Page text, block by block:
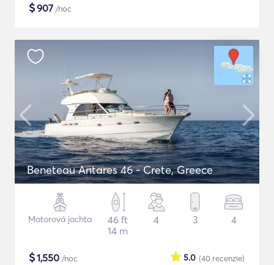
$907 /noc
Beneteau Antares 46 - Crete, Greece
Motorová jachta
46 ft
14 m
4 3 4
$1,550 /noc (40 recenzie)
5.0